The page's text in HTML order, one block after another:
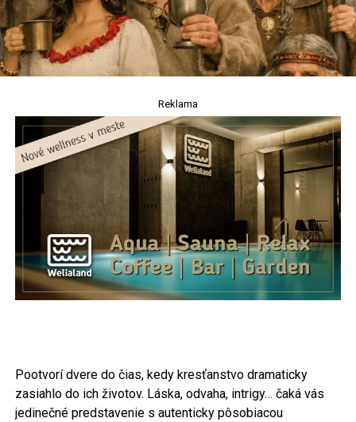
Reklama
Pootvorí dvere do čias, kedy kresťanstvo dramaticky
zasiahlo do ich životov. Láska, odvaha, intrigy… čaká vás
jedinečné predstavenie s autenticky pôsobiacou